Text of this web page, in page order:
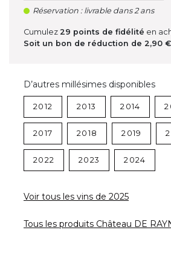
Réservation : livrable dans 2 ans
Cumulez 29 points de fidélité en
Soit un bon de réduction de 2,90 €
D’autres millésimes disponibles
2012 2013 2014
2017 2018 2019
2022 2023 2024
Voir tous les vins de 2025
Tous les produits Château DE